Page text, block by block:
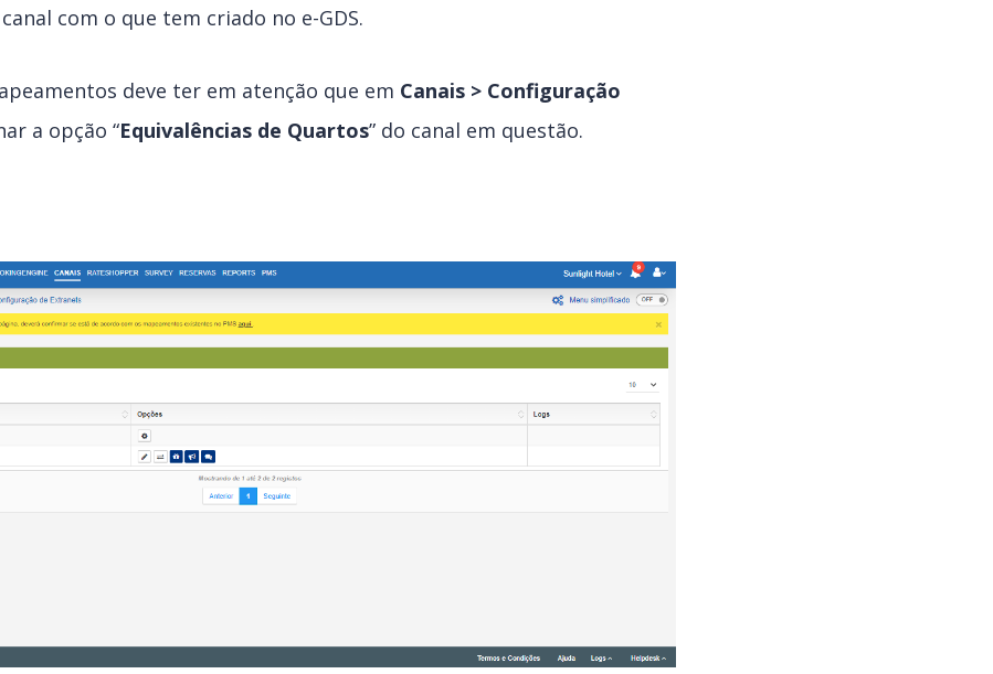
com o que tem criado no e-GDS.
deve ter em atenção que em Canais > Configuração
a opção “Equivalências de Quartos” do canal em questão.